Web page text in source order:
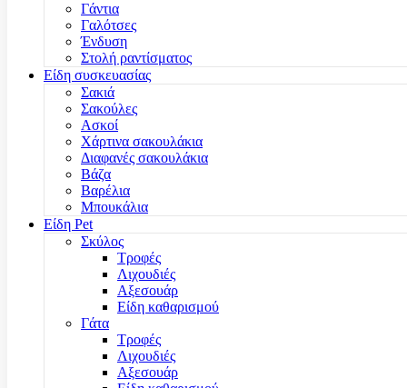
Γάντια
Γαλότσες
Ένδυση
Στολή ραντίσματος
Είδη συσκευασίας
Σακιά
Σακούλες
Ασκοί
Χάρτινα σακουλάκια
Διαφανές σακουλάκια
Βάζα
Βαρέλια
Μπουκάλια
Είδη Pet
Σκύλος
Τροφές
Λιχουδιές
Αξεσουάρ
Είδη καθαρισμού
Γάτα
Τροφές
Λιχουδιές
Αξεσουάρ